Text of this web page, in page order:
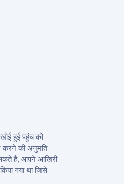
हुई पहुंच को
करने की अनुमति
सकते हैं, आपने आखिरी
गया था जिसे